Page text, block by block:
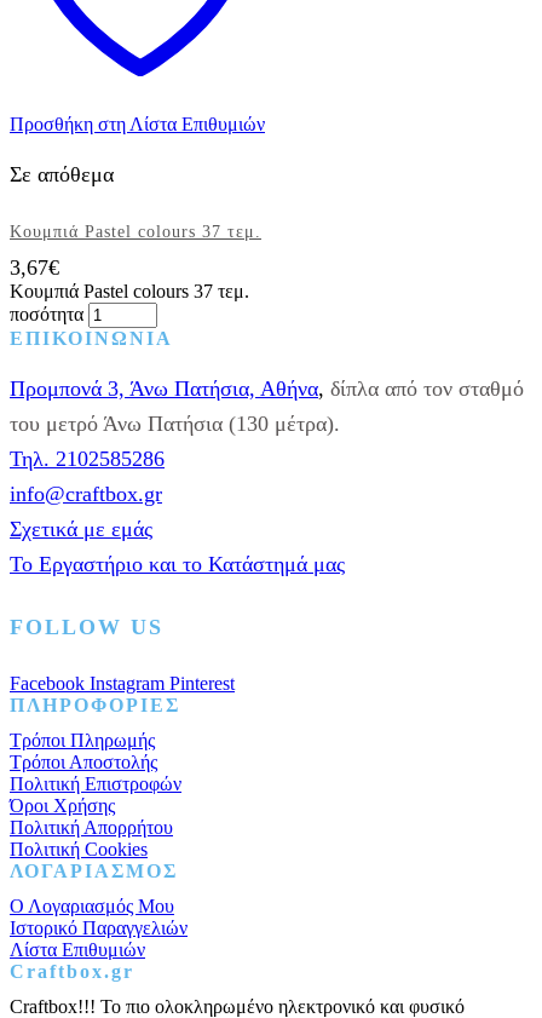
Προσθήκη στη Λίστα Επιθυμιών
Σε απόθεμα
Κουμπιά Pastel colours 37 τεμ.
3,67€
Κουμπιά Pastel colours 37 τεμ.
ποσότητα
ΕΠΙΚΟΙΝΩΝΙΑ
Προμπονά 3, Άνω Πατήσια, Αθήνα, δίπλα από τον σταθμό
του μετρό Άνω Πατήσια (130 μέτρα).
Τηλ. 2102585286
info@craftbox.gr
Σχετικά με εμάς
Το Εργαστήριο και το Κατάστημά μας
FOLLOW US
Facebook Instagram Pinterest
ΠΛΗΡΟΦΟΡΙΕΣ
Τρόποι Πληρωμής
Τρόποι Αποστολής
Πολιτική Επιστροφών
Όροι Χρήσης
Πολιτική Απορρήτου
Πολιτική Cookies
ΛΟΓΑΡΙΑΣΜΟΣ
Ο Λογαριασμός Μου
Ιστορικό Παραγγελιών
Λίστα Επιθυμιών
Craftbox.gr
Craftbox!!! Το πιο ολοκληρωμένο ηλεκτρονικό και φυσικό